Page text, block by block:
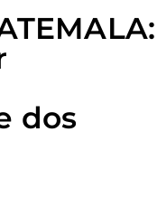
dos